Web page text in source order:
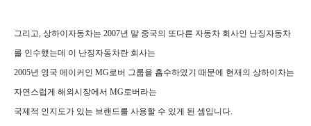
그리고, 상하이자동차는 2007년 말 중국의 또다른 자동차 회사인 난징자동차
를 인수했는데 이 난징자동차란 회사는
2005년 영국 메이커인 MG로버 그룹을 흡수하였기 때문에 현재의 상하이차는
자연스럽게 해외시장에서 MG로버라는
국제적 인지도가 있는 브랜드를 사용할 수 있게 된 셈입니다.